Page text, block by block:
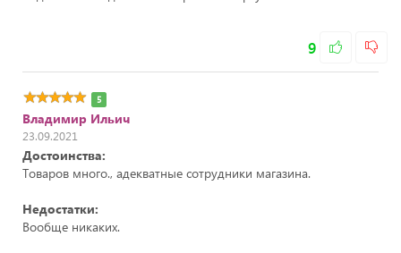
9
5
Владимир Ильич
23.09.2021
Достоинства:
Товаров много., адекватные сотрудники магазина.
Недостатки:
Вообще никаких.